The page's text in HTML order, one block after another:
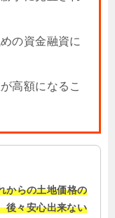
の資金融資に
高額になるこ
からの土地価格の
後々安心出来ない